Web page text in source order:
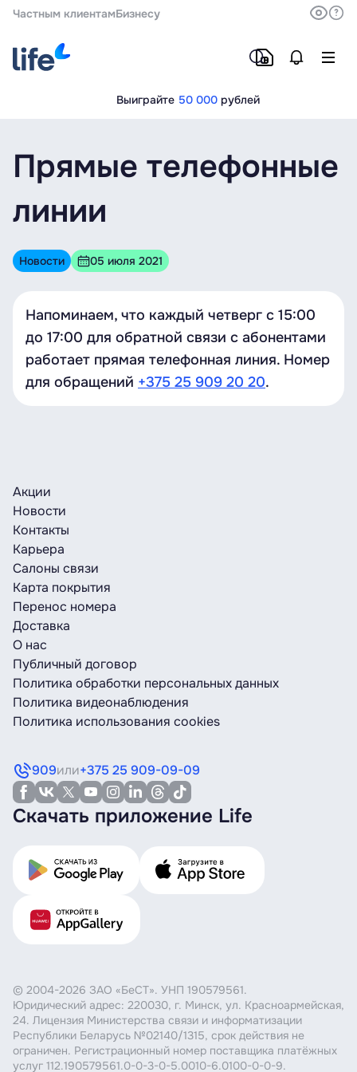
Частным клиентамБизнесу
Выиграйте 50 000 рублей
Прямые телефонные
линии
Новости 05 июля 2021
Напоминаем, что каждый четверг с 15:00
до 17:00 для обратной связи с абонентами
работает прямая телефонная линия. Номер
для обращений +375 25 909 20 20.
Акции
Новости
Контакты
Карьера
Салоны связи
Карта покрытия
Перенос номера
Доставка
О нас
Публичный договор
Политика обработки персональных данных
Политика видеонаблюдения
Политика использования cookies
909или+375 25 909-09-09
Скачать приложение Life
© 2004-2026 ЗАО «БеСТ». УНП 190579561.
Юридический адрес: 220030, г. Минск, ул. Красноармейская,
24. Лицензия Министерства связи и информатизации
Республики Беларусь №02140/1315, срок действия не
ограничен. Регистрационный номер поставщика платёжных
услуг 112.190579561.0-0-3-0-5.0010-6.0100-0-0-9.